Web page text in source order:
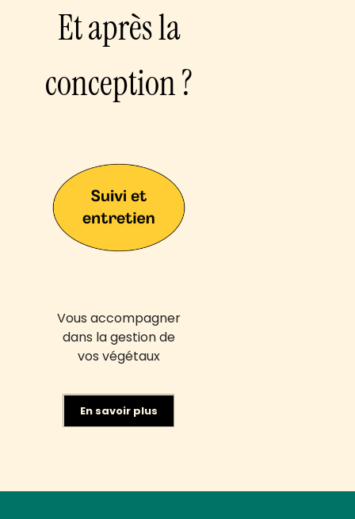
Et après la
conception ?
Vous accompagner
dans la gestion de
vos végétaux
En savoir plus